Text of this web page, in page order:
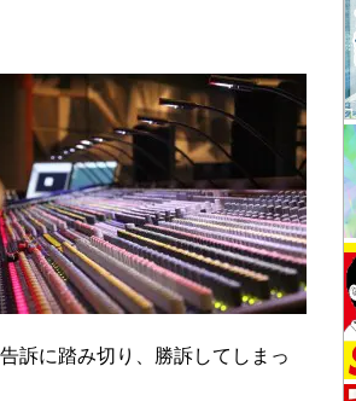
訴に踏み切り、勝訴してしまっ